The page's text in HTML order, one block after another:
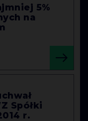
5%
na
Spółki
r.